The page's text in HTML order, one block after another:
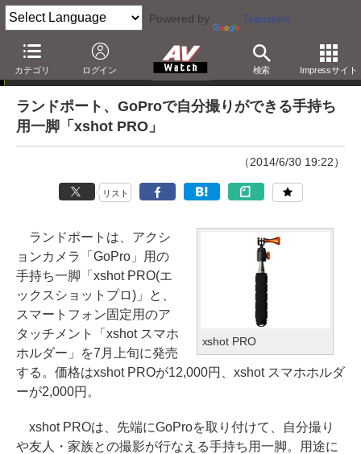
Powered by Translate
カテゴリ ログイン 検索 Impressサイト
ニュース
ランドポート、GoProで自分撮りができる手持ち
用一脚「xshot PRO」
（2014/6/30 19:22）
リスト
xshot PRO
ランドポートは、アクシ
ョンカメラ「GoPro」用の
手持ち一脚「xshot PRO(エ
ックスショットプロ)」と、
スマートフォン固定用のア
タッチメント「xshot スマホ
ホルダー」を7月上旬に発売
する。価格はxshot PROが12,000円、xshot スマホホルダ
ーが2,000円。
xshot PROは、先端にGoProを取り付けて、自分撮り
や友人・家族との撮影が行なえる手持ち用一脚。用途に